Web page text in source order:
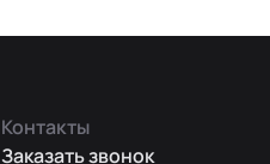
Контакты
Заказать звонок